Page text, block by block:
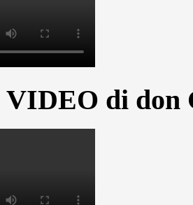
di don